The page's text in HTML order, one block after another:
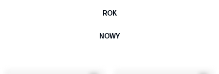
ROK
NOWY